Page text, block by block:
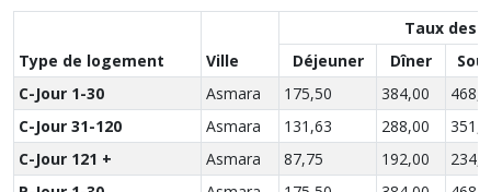
Type de logement Ville
Taux des
Déjeuner
Dîner
C-Jour 1-30
Asmara 175,50 384,00
C-Jour 31-120
Asmara 131,63 288,00
C-Jour 121 +
Asmara 87,75 192,00